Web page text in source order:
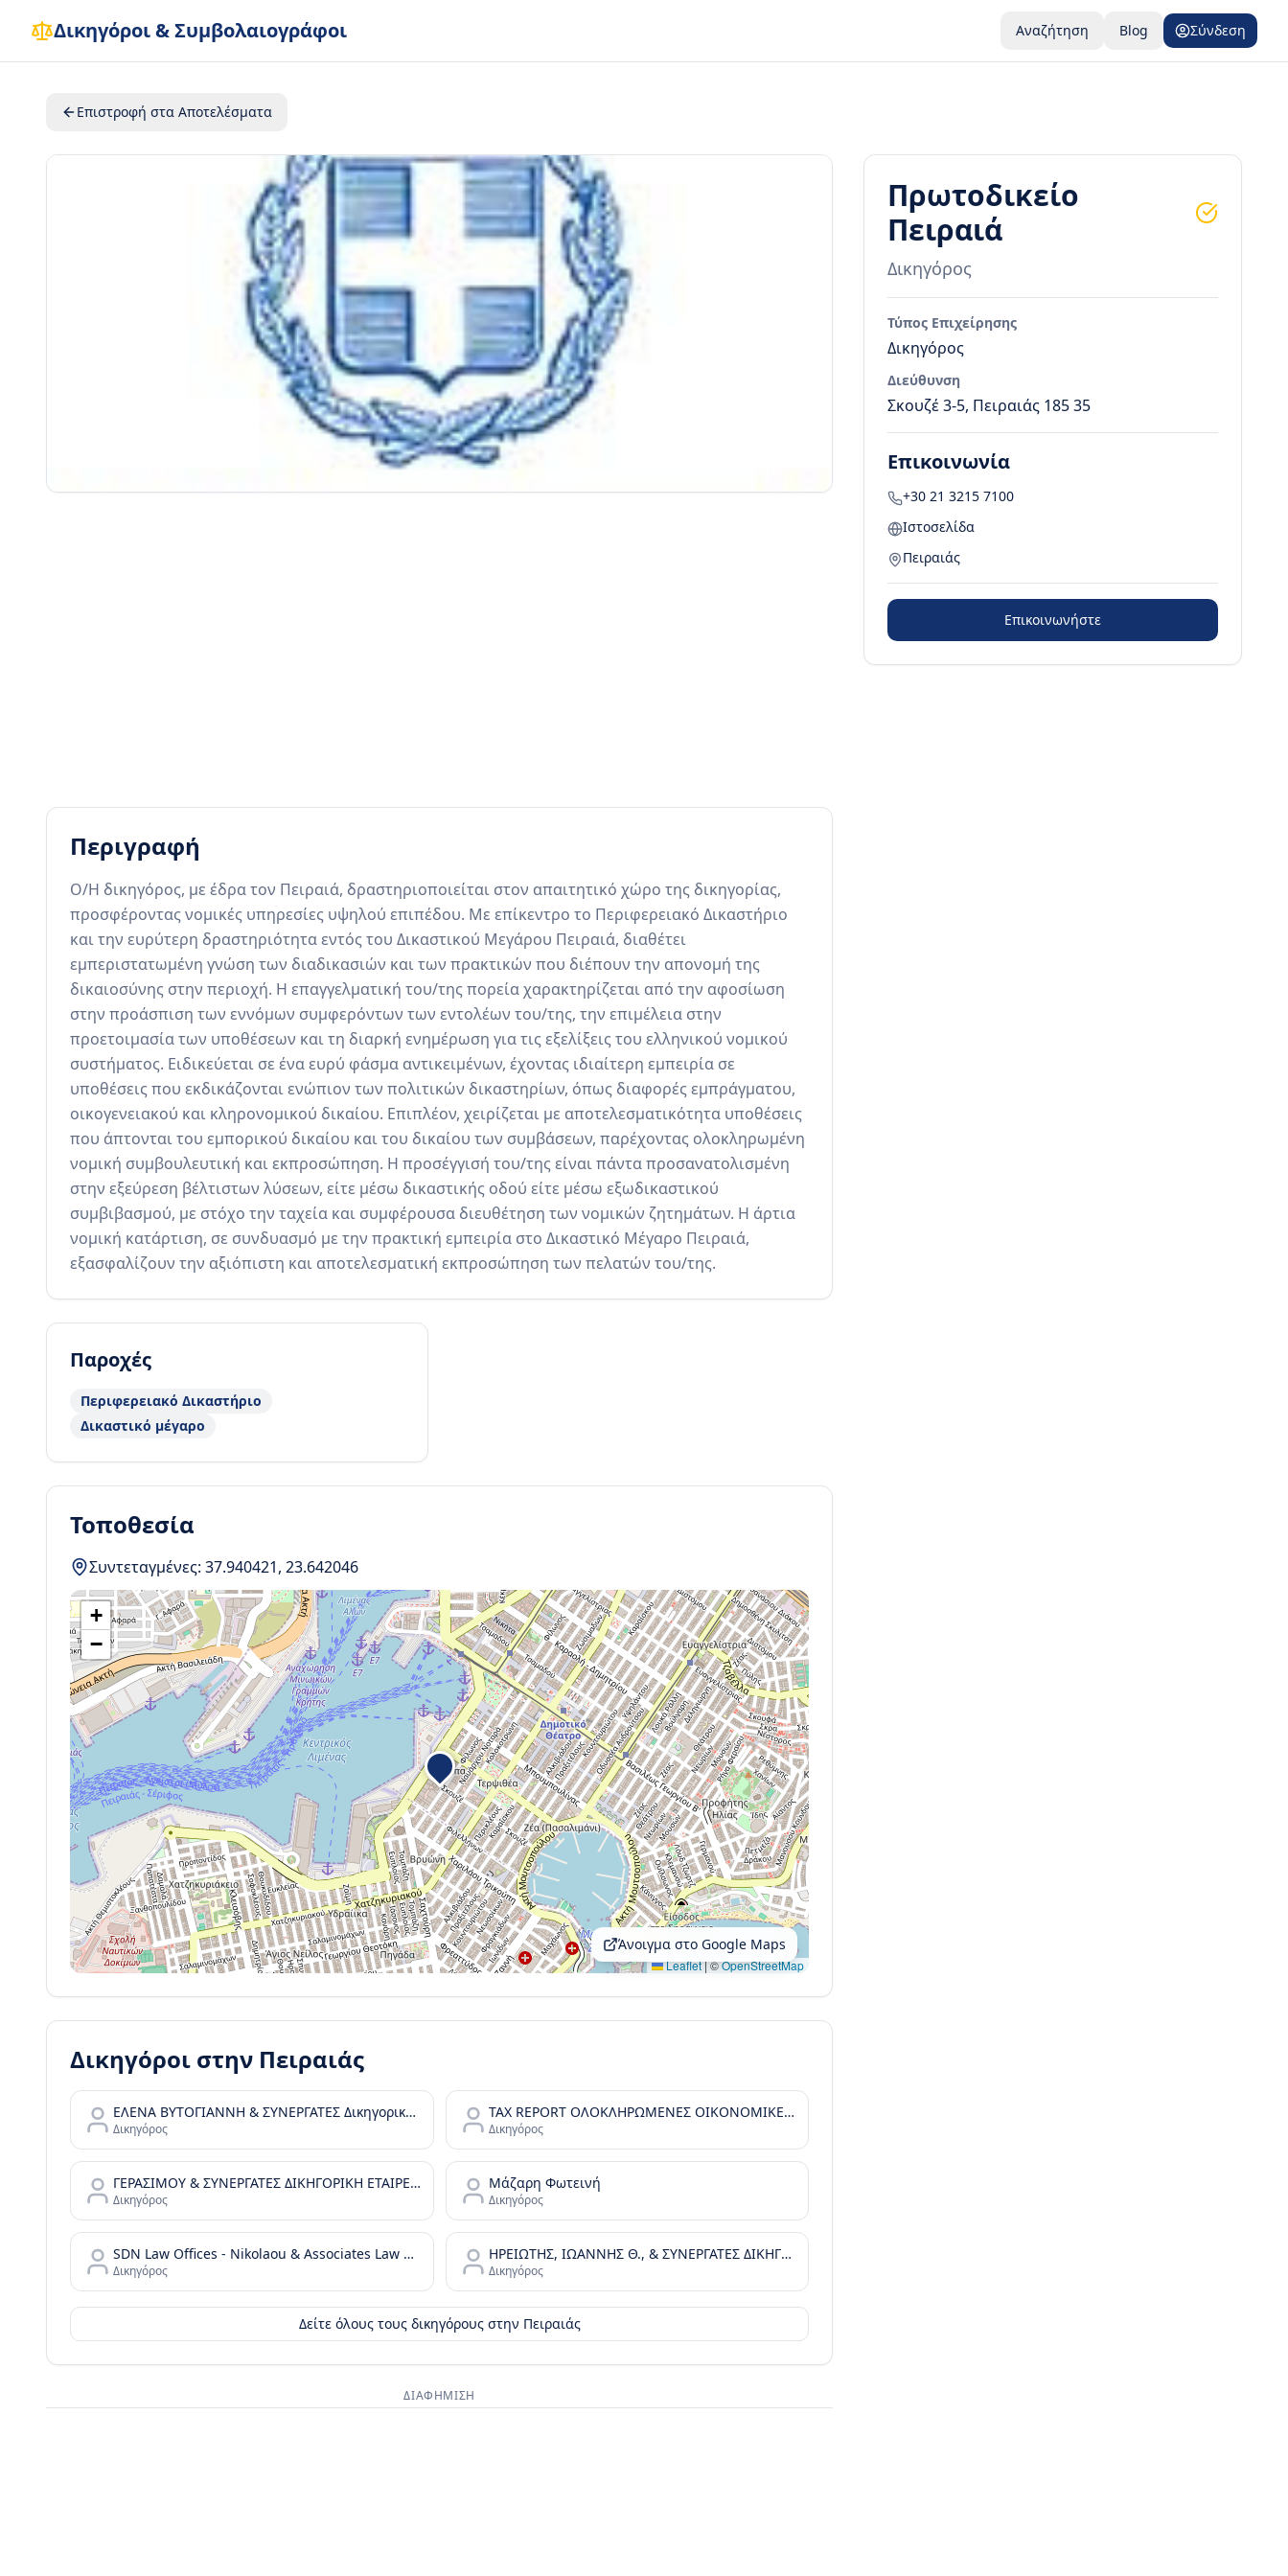
Δικηγόροι & Συμβολαιογράφοι Αναζήτηση Blog Σύνδεση
Επιστροφή στα Αποτελέσματα
Περιγραφή
Ο/Η δικηγόρος, με έδρα τον Πειραιά, δραστηριοποιείται στον απαιτητικό χώρο της δικηγορίας,
προσφέροντας νομικές υπηρεσίες υψηλού επιπέδου. Με επίκεντρο το Περιφερειακό Δικαστήριο
και την ευρύτερη δραστηριότητα εντός του Δικαστικού Μεγάρου Πειραιά, διαθέτει
εμπεριστατωμένη γνώση των διαδικασιών και των πρακτικών που διέπουν την απονομή της
δικαιοσύνης στην περιοχή. Η επαγγελματική του/της πορεία χαρακτηρίζεται από την αφοσίωση
στην προάσπιση των εννόμων συμφερόντων των εντολέων του/της, την επιμέλεια στην
προετοιμασία των υποθέσεων και τη διαρκή ενημέρωση για τις εξελίξεις του ελληνικού νομικού
συστήματος. Ειδικεύεται σε ένα ευρύ φάσμα αντικειμένων, έχοντας ιδιαίτερη εμπειρία σε
υποθέσεις που εκδικάζονται ενώπιον των πολιτικών δικαστηρίων, όπως διαφορές εμπράγματου,
οικογενειακού και κληρονομικού δικαίου. Επιπλέον, χειρίζεται με αποτελεσματικότητα υποθέσεις
που άπτονται του εμπορικού δικαίου και του δικαίου των συμβάσεων, παρέχοντας ολοκληρωμένη
νομική συμβουλευτική και εκπροσώπηση. Η προσέγγισή του/της είναι πάντα προσανατολισμένη
στην εξεύρεση βέλτιστων λύσεων, είτε μέσω δικαστικής οδού είτε μέσω εξωδικαστικού
συμβιβασμού, με στόχο την ταχεία και συμφέρουσα διευθέτηση των νομικών ζητημάτων. Η άρτια
νομική κατάρτιση, σε συνδυασμό με την πρακτική εμπειρία στο Δικαστικό Μέγαρο Πειραιά,
εξασφαλίζουν την αξιόπιστη και αποτελεσματική εκπροσώπηση των πελατών του/της.
Παροχές
Περιφερειακό Δικαστήριο
Δικαστικό μέγαρο
Τοποθεσία
Συντεταγμένες: 37.940421, 23.642046
+
−
Leaflet|©OpenStreetMap
Άνοιγμα στο Google Maps
Δικηγόροι στην Πειραιάς
ΕΛΕΝΑ ΒΥΤΟΓΙΑΝΝΗ & ΣΥΝΕΡΓΑΤΕΣ Δικηγορικές Υπηρεσίες
Δικηγόρος
TAX REPORT ΟΛΟΚΛΗΡΩΜΕΝΕΣ ΟΙΚΟΝΟΜΙΚΕΣ ΛΥΣΕΙΣ Ι.Κ.Ε.
Δικηγόρος
ΓΕΡΑΣΙΜΟΥ & ΣΥΝΕΡΓΑΤΕΣ ΔΙΚΗΓΟΡΙΚΗ ΕΤΑΙΡΕΙΑ
Δικηγόρος
Μάζαρη Φωτεινή
Δικηγόρος
SDN Law Offices - Nikolaou & Associates Law Offices
Δικηγόρος
ΗΡΕΙΩΤΗΣ, ΙΩΑΝΝΗΣ Θ., & ΣΥΝΕΡΓΑΤΕΣ ΔΙΚΗΓΟΡΙΚΗ ΕΤΑΙΡΙΑ
Δικηγόρος
Δείτε όλους τους δικηγόρους στην Πειραιάς
ΔΙΑΦΉΜΙΣΗ
Πρωτοδικείο
Πειραιά
Δικηγόρος
Τύπος Επιχείρησης
Δικηγόρος
Διεύθυνση
Σκουζέ 3-5, Πειραιάς 185 35
Επικοινωνία
+30 21 3215 7100
Ιστοσελίδα
Πειραιάς
Επικοινωνήστε